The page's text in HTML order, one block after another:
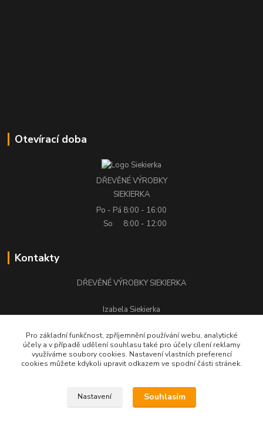
Otevírací doba
DŘEVĚNÉ VÝROBKY
SIEKIERKA
Po - Pá 8:00 - 16:00
So
8:00 - 12:00
Kontakty
DŘEVĚNÉ VÝROBKY SIEKIERKA
Izabela Siekierka
stolarstwo.siekierka@seznam.cz
Pro základní funkčnost, zpříjemnění používání webu, analytické
účely a v případě udělení souhlasu také pro účely cílení reklamy
využíváme soubory cookies. Nastavení vlastních preferencí
cookies můžete kdykoli upravit odkazem ve spodní části stránek.
Nastavení Souhlasím